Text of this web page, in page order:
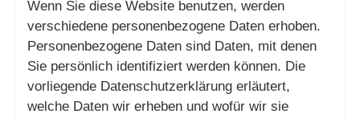
Wenn Sie diese Website benutzen, werden
verschiedene personenbezogene Daten erhoben.
Personenbezogene Daten sind Daten, mit denen
Sie persönlich identifiziert werden können. Die
vorliegende Datenschutzerklärung erläutert,
welche Daten wir erheben und wofür wir sie